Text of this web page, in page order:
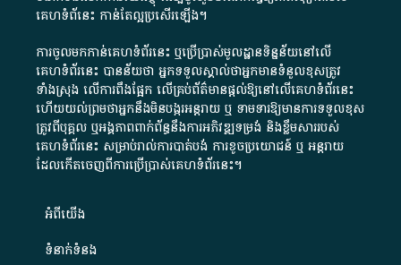
គេហទំព័នេះ កាន់តែល្អប្រសើរឡើង។
ការចូលមកកាន់គេហទំព័រនេះ ឬប្រើប្រាស់មូលដ្ឋានទិន្នន័យនៅលើ
គេហទំព័រនេះ បានន័យថា អ្នកទទួលស្គាល់ថាអ្នកមានទំនួលខុសត្រូវ
ទាំងស្រុង លើការពឹងផ្អែក លើគ្រប់ព័ត៌មានផ្តល់ឱ្យនៅលើគេហទំព័រនេះ
ហើយយល់ព្រមថាអ្នកនឹងមិនបង្ករអន្តរាយ ឬ ទាមទារ​ឱ្យមានការទទួលខុស​
ត្រូវពីបុគ្គល ឬអង្គភាពពាក់ព័ន្ធនឹងការអភិវឌ្ឍទម្រង់ និងខ្លឹមសាររបស់
គេហទំព័រនេះ សម្រាប់រាល់ការបាត់បង់ ការខូចប្រយោជន៍ ឬ អន្តរាយ
ដែលកើតចេញពីការប្រើប្រាស់គេហទំព័រនេះ។
អំពី​យើង​
ទំនាក់ទំនង